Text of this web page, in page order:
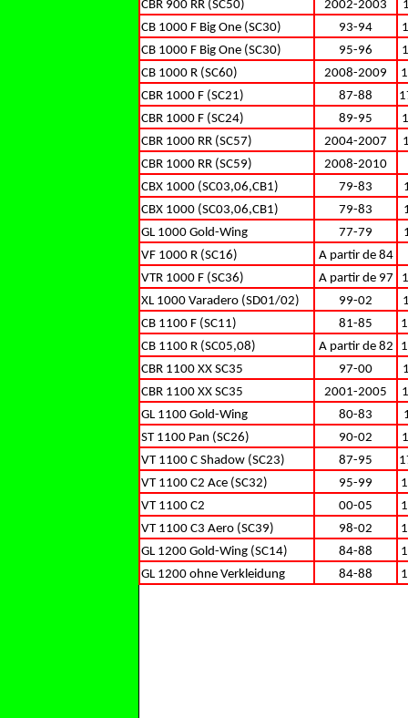
CBR 900 RR (SC50)
2002-2003
CB 1000 F Big One (SC30)
93-94
CB 1000 F Big One (SC30)
95-96
CB 1000 R (SC60)
2008-2009
CBR 1000 F (SC21)
87-88
CBR 1000 F (SC24)
89-95
CBR 1000 RR (SC57)
2004-2007
CBR 1000 RR (SC59)
2008-2010
CBX 1000 (SC03,06,CB1)
79-83
CBX 1000 (SC03,06,CB1)
79-83
GL 1000 Gold-Wing
77-79
VF 1000 R (SC16)
A partir de 84
VTR 1000 F (SC36)
A partir de 97
XL 1000 Varadero (SD01/02)
99-02
CB 1100 F (SC11)
81-85
CB 1100 R (SC05,08)
A partir de 82
CBR 1100 XX SC35
97-00
CBR 1100 XX SC35
2001-2005
GL 1100 Gold-Wing
80-83
ST 1100 Pan (SC26)
90-02
VT 1100 C Shadow (SC23)
87-95
VT 1100 C2 Ace (SC32)
95-99
VT 1100 C2
00-05
VT 1100 C3 Aero (SC39)
98-02
GL 1200 Gold-Wing (SC14)
84-88
GL 1200 ohne Verkleidung
84-88